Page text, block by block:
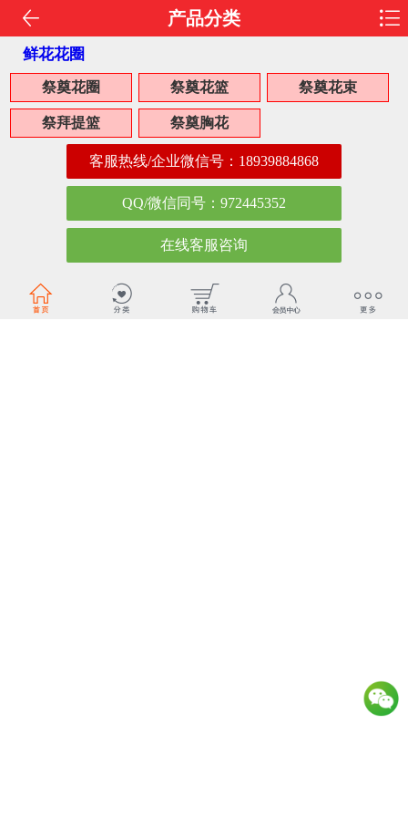
产品分类
鲜花花圈
祭奠花圈 祭奠花篮 祭奠花束
祭拜提篮 祭奠胸花
客服热线/企业微信号： 18939884868
QQ/微信同号：972445352
在线客服咨询